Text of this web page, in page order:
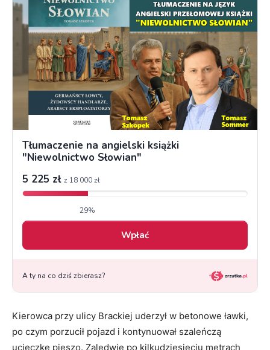
Kierowca przy ulicy Brackiej uderzył w betonowe ławki,
po czym porzucił pojazd i kontynuował szaleńczą
ucieczkę pieszo. Zaledwie po kilkudziesięciu metrach